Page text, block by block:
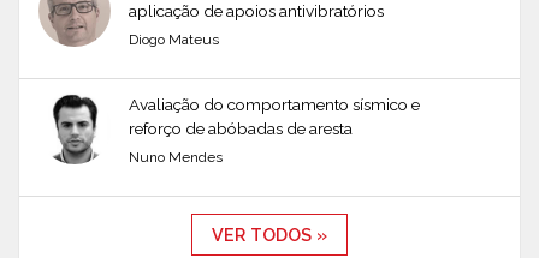
aplicação de apoios antivibratórios
Diogo Mateus
Avaliação do comportamento sísmico e
reforço de abóbadas de aresta
Nuno Mendes
VER TODOS »